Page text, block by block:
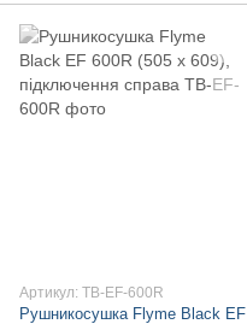
Артикул: TB-EF-600R
Рушникосушка Flyme Black EF